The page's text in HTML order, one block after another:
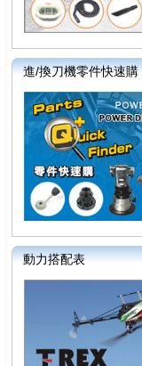
進/換刀機零件快速購
動力搭配表